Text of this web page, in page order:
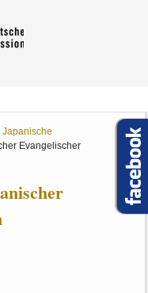
Japanische
Evangelischer